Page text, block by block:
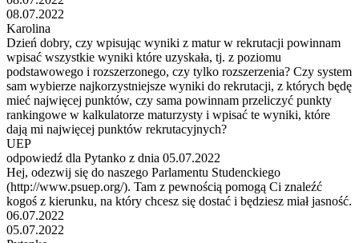
08.07.2022
Karolina
Dzień dobry, czy wpisując wyniki z matur w rekrutacji powinnam
wpisać wszystkie wyniki które uzyskała, tj. z poziomu
podstawowego i rozszerzonego, czy tylko rozszerzenia? Czy system
sam wybierze najkorzystniejsze wyniki do rekrutacji, z których będę
mieć najwięcej punktów, czy sama powinnam przeliczyć punkty
rankingowe w kalkulatorze maturzysty i wpisać te wyniki, które
dają mi najwięcej punktów rekrutacyjnych?
UEP
odpowiedź dla Pytanko z dnia 05.07.2022
Hej, odezwij się do naszego Parlamentu Studenckiego
(http://www.psuep.org/). Tam z pewnością pomogą Ci znaleźć
kogoś z kierunku, na który chcesz się dostać i będziesz miał jasność.
06.07.2022
05.07.2022